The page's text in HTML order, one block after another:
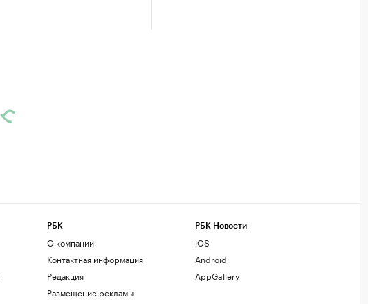
РБК
О компании
Контактная информация
Редакция
Размещение рекламы
РБК Новости
iOS
Android
AppGallery